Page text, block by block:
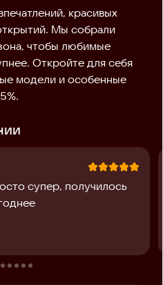
красивых
Мы собрали
чтобы любимые
Откройте для себя
модели и особенные
супер, получилось